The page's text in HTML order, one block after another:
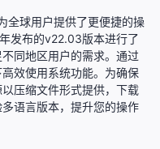
全球用户提供了更便捷的操
发布的v22.03版本进行了
同地区用户的需求。通过
效使用系统功能。为确保
压缩文件形式提供，下载
语言版本，提升您的操作